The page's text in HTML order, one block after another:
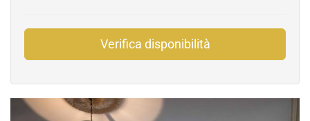
Verifica disponibilità